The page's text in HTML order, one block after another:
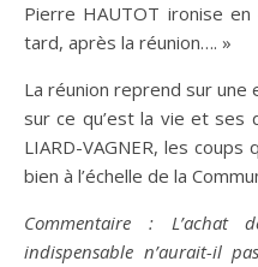
Pierre HAUTOT ironise
tard, après la réunion…. »
La réunion reprend sur une
sur ce qu’est la vie et ses
LIARD-VAGNER, les
bien à l’échelle de la
Commentaire :
indispensable n’aurait-il